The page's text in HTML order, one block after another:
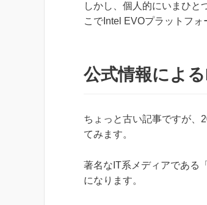
しかし、個人的にいまひと
こでIntel EVOプラットフ
公式情報によ
ちょっと古い記事ですが、
てみます。
著名なIT系メディアである
になります。